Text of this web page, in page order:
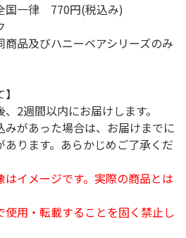
国一律 770円(税込み)
品及びハニーベアシリーズのみ
2週間以内にお届けします。
があった場合は、お届けまでに
ります。あらかじめご了承くだ
イメージです。実際の商品とは
用・転載することを固く禁止し